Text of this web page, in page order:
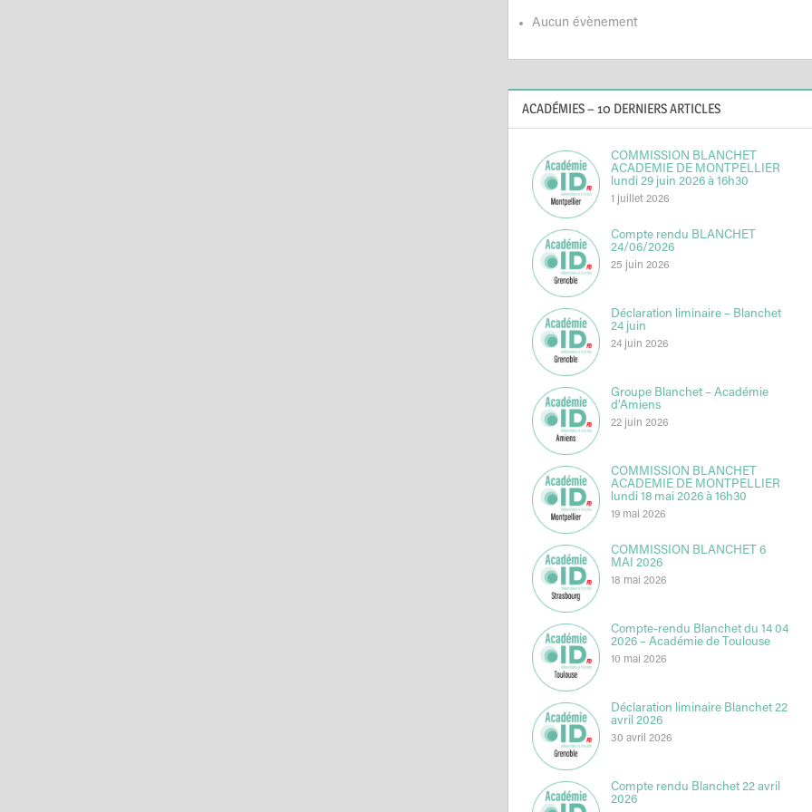
Aucun évènement
ACADÉMIES – 10 DERNIERS ARTICLES
COMMISSION BLANCHET
ACADEMIE DE MONTPELLIER
lundi 29 juin 2026 à 16h30
1 juillet 2026
Compte rendu BLANCHET
24/06/2026
25 juin 2026
Déclaration liminaire – Blanchet
24 juin
24 juin 2026
Groupe Blanchet – Académie
d’Amiens
22 juin 2026
COMMISSION BLANCHET
ACADEMIE DE MONTPELLIER
lundi 18 mai 2026 à 16h30
19 mai 2026
COMMISSION BLANCHET 6
MAI 2026
18 mai 2026
Compte-rendu Blanchet du 14 04
2026 – Académie de Toulouse
10 mai 2026
Déclaration liminaire Blanchet 22
avril 2026
30 avril 2026
Compte rendu Blanchet 22 avril
2026